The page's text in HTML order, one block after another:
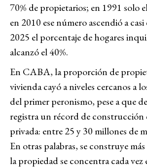
70% de propietarios; en 1991 solo
en 2010 ese número ascendió a casi
2025 el porcentaje de hogares
alcanzó el 40%.
En CABA, la proporción de
vivienda cayó a niveles cercanos a
del primer peronismo, pese a que
registra un récord de construcción
privada: entre 25 y 30 millones de
En otras palabras, se construye
la propiedad se concentra cada vez